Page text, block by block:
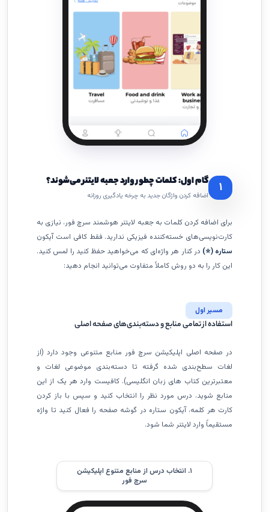
۱ گام اول: کلمات چطور وارد جعبه لایتنر می‌شوند؟
اضافه کردن واژگان جدید به چرخه یادگیری روزانه
برای اضافه کردن کلمات به جعبه لایتنر هوشمند سرچ فور، نیازی به
کارت‌نویسی‌های خسته‌کننده فیزیکی ندارید. فقط کافی است آیکون
ستاره (⭐) در کنار هر واژه‌ای که می‌خواهید حفظ کنید را لمس کنید.
این کار را به دو روش کاملاً متفاوت می‌توانید انجام دهید:
مسیر اول
استفاده از تمامی منابع و دسته‌بندی‌های صفحه اصلی
در صفحه اصلی اپلیکیشن سرچ فور منابع متنوعی وجود دارد (از
لغات سطح‌بندی شده گرفته تا دسته‌بندی موضوعی لغات و
معتبرترین کتاب های زبان انگلیسی). کافیست وارد هر یک از این
منابع شوید، درس مورد نظر را انتخاب کنید و سپس با باز کردن
کارت هر کلمه، آیکون ستاره در گوشه صفحه را فعال کنید تا واژه
مستقیماً وارد لایتنر شما شود.
۱. انتخاب درس از منابع متنوع اپلیکیشن
سرچ فور